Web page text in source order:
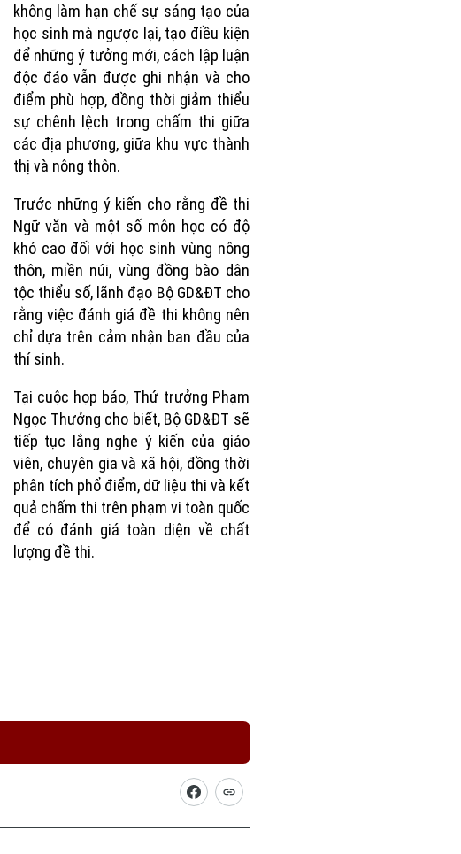
không làm hạn chế sự sáng tạo của
học sinh mà ngược lại, tạo điều kiện
để những ý tưởng mới, cách lập luận
độc đáo vẫn được ghi nhận và cho
điểm phù hợp, đồng thời giảm thiểu
sự chênh lệch trong chấm thi giữa
các địa phương, giữa khu vực thành
thị và nông thôn.
Trước những ý kiến cho rằng đề thi
Ngữ văn và một số môn học có độ
khó cao đối với học sinh vùng nông
thôn, miền núi, vùng đồng bào dân
tộc thiểu số, lãnh đạo Bộ GD&ĐT cho
rằng việc đánh giá đề thi không nên
chỉ dựa trên cảm nhận ban đầu của
thí sinh.
Tại cuộc họp báo, Thứ trưởng Phạm
Ngọc Thưởng cho biết, Bộ GD&ĐT sẽ
tiếp tục lắng nghe ý kiến của giáo
viên, chuyên gia và xã hội, đồng thời
phân tích phổ điểm, dữ liệu thi và kết
quả chấm thi trên phạm vi toàn quốc
để có đánh giá toàn diện về chất
lượng đề thi.